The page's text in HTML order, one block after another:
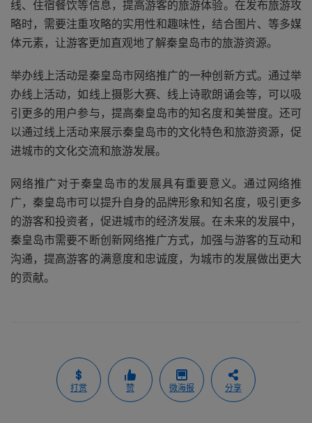
线、住宿餐饮等信息，提高游客的旅游体验。在发布旅游攻
略时，需要注重攻略的实用性和趣味性，结合图片、等多媒
体元素，让游客更加直观地了解秦皇岛市的旅游资源。
举办线上活动是秦皇岛市网络推广的一种创新方式。通过举
办线上活动，如线上摄影大赛、线上诗歌朗诵会等，可以吸
引更多的用户参与，提高秦皇岛市的知名度和美誉度。还可
以通过线上活动来展示秦皇岛市的文化特色和旅游资源，促
进城市的文化交流和旅游发展。
网络推广对于秦皇岛市的发展具有重要意义。通过网络推
广，秦皇岛市可以提升自身的品牌形象和知名度，吸引更多
的游客和投资者，促进城市的经济发展。在未来的发展中，
秦皇岛市需要不断创新网络推广方式，加强与游客的互动和
沟通，提高游客的满意度和忠诚度，为城市的发展做出更大
的贡献。
打赏 赞 微海报 分享